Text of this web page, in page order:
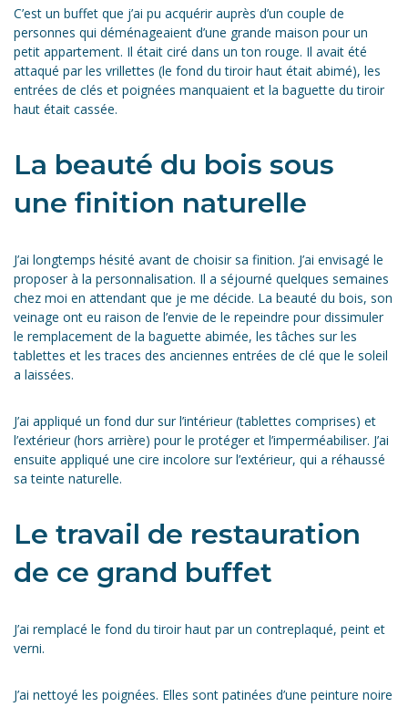
C’est un buffet que j’ai pu acquérir auprès d’un couple de
personnes qui déménageaient d’une grande maison pour un
petit appartement. Il était ciré dans un ton rouge. Il avait été
attaqué par les vrillettes (le fond du tiroir haut était abimé), les
entrées de clés et poignées manquaient et la baguette du tiroir
haut était cassée.
La beauté du bois sous
une finition naturelle
J’ai longtemps hésité avant de choisir sa finition. J’ai envisagé le
proposer à la personnalisation. Il a séjourné quelques semaines
chez moi en attendant que je me décide. La beauté du bois, son
veinage ont eu raison de l’envie de le repeindre pour dissimuler
le remplacement de la baguette abimée, les tâches sur les
tablettes et les traces des anciennes entrées de clé que le soleil
a laissées.
J’ai appliqué un fond dur sur l’intérieur (tablettes comprises) et
l’extérieur (hors arrière) pour le protéger et l’imperméabiliser. J’ai
ensuite appliqué une cire incolore sur l’extérieur, qui a réhaussé
sa teinte naturelle.
Le travail de restauration
de ce grand buffet
J’ai remplacé le fond du tiroir haut par un contreplaqué, peint et
verni.
J’ai nettoyé les poignées. Elles sont patinées d’une peinture noire